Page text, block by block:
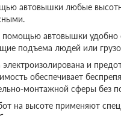
автовышки любые
помощью автовышки удобно
подъема людей или
и
обеспечивает
монтажной сферы без
на высоте применяют